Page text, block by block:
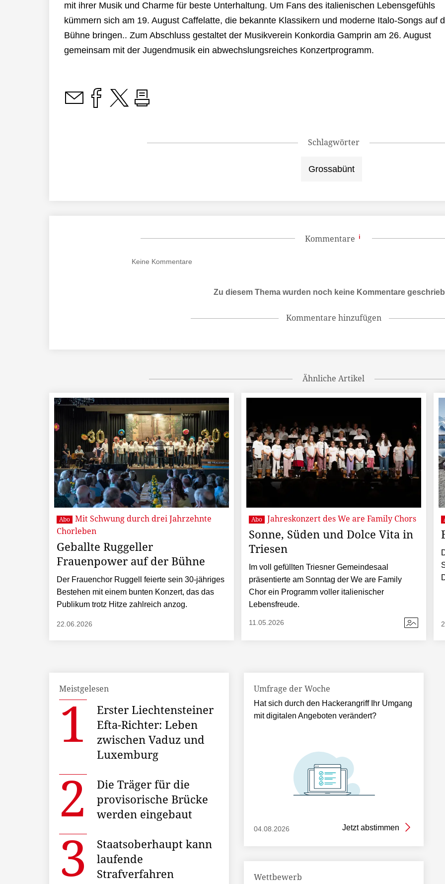
mit ihrer Musik und Charme für beste Unterhaltung. Um Fans des italienischen Lebensgefühls
kümmern sich am 19. August Caffelatte, die bekannte Klassikern und moderne Italo-Songs auf
Bühne bringen.. Zum Abschluss gestaltet der Musikverein Konkordia Gamprin am 26. August
gemeinsam mit der Jugendmusik ein abwechslungsreiches Konzertprogramm.
Schlagwörter
Grossabünt
Kommentare
Keine Kommentare
Zu diesem Thema wurden noch keine Kommentare
Kommentare hinzufügen
Ähnliche Artikel
Abo Mit Schwung durch drei Jahrzehnte
Chorleben
Geballte Ruggeller
Frauenpower auf der Bühne
Der Frauenchor Ruggell feierte sein 30-jähriges
Bestehen mit einem bunten Konzert, das das
Publikum trotz Hitze zahlreich anzog.
22.06.2026
Abo Jahreskonzert des We are Family Chors
Sonne, Süden und Dolce Vita in
Triesen
Im voll gefüllten Triesner Gemeindesaal
präsentierte am Sonntag der We are Family
Chor ein Programm voller italienischer
Lebensfreude.
11.05.2026
Meistgelesen
Erster Liechtensteiner
Efta-Richter: Leben
zwischen Vaduz und
Luxemburg
Die Träger für die
provisorische Brücke
werden eingebaut
Staatsoberhaupt kann
laufende
Strafverfahren
Wettbewerb
Umfrage der Woche
Hat sich durch den Hackerangriff Ihr Umgang
mit digitalen Angeboten verändert?
04.08.2026 Jetzt abstimmen